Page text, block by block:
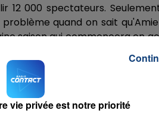
12 000 spectateurs.
quand on sait
saison qui commencera en
du stade débuteraient dès
les sièges seront
bonnes conditions.
vie privée est notre priorité